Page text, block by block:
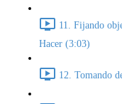
11. Fijando
Hacer (3:03)
12. Tomando